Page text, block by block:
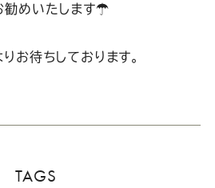
勧めいたします☂
お待ちしております。
TAGS